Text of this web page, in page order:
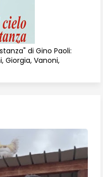
di Gino Paoli:
Giorgia, Vanoni,